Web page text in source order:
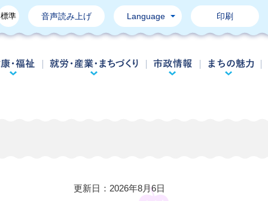
標準 音声読み上げ Language 印刷
・教育 健康・福祉 就労・産業・まちづくり
市政情報
更新日： 2026年8月6日